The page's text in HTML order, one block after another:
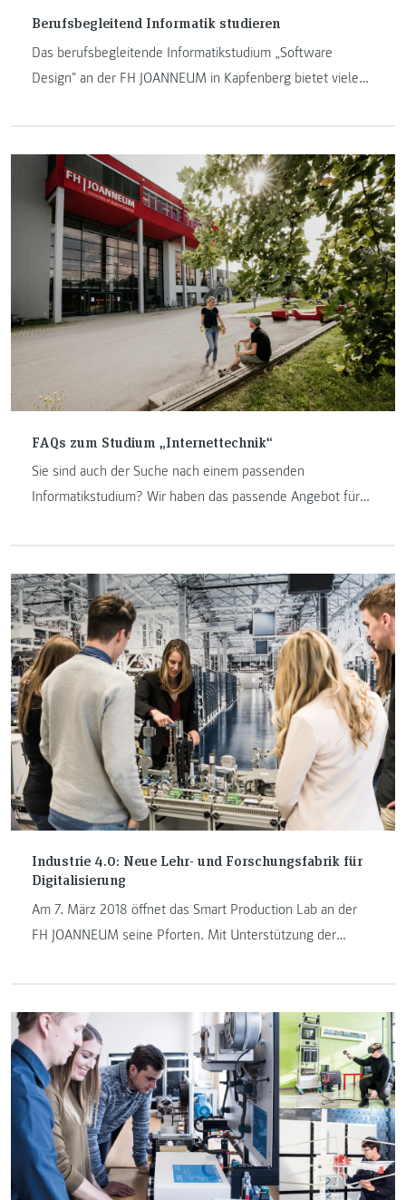
Berufsbegleitend Informatik studieren
Das berufsbegleitende Informatikstudium „Software
Design" an der FH JOANNEUM in Kapfenberg bietet viele
über das berufsbegleitende Bachelorstudium.
FAQs zum Studium „Internettechnik“
Sie sind auch der Suche nach einem passenden
Informatikstudium? Wir haben das passende Angebot für
Industrie 4.0: Neue Lehr- und Forschungsfabrik für
Digitalisierung
Am 7. März 2018 öffnet das Smart Production Lab an der
FH JOANNEUM seine Pforten. Mit Unterstützung der
Forschungsfabriken Österreichs für Industrie 4.0 und
Digitalisierung. Nutzbar nicht nur für namhafte
Industriepartner, Forscherinnen, Forscher und Studierende
sondern auch für die Öffentlichkeit: In einem integrierten
FabLab kann man der eigenen Erfindungsgabe freien Lauf
lassen.